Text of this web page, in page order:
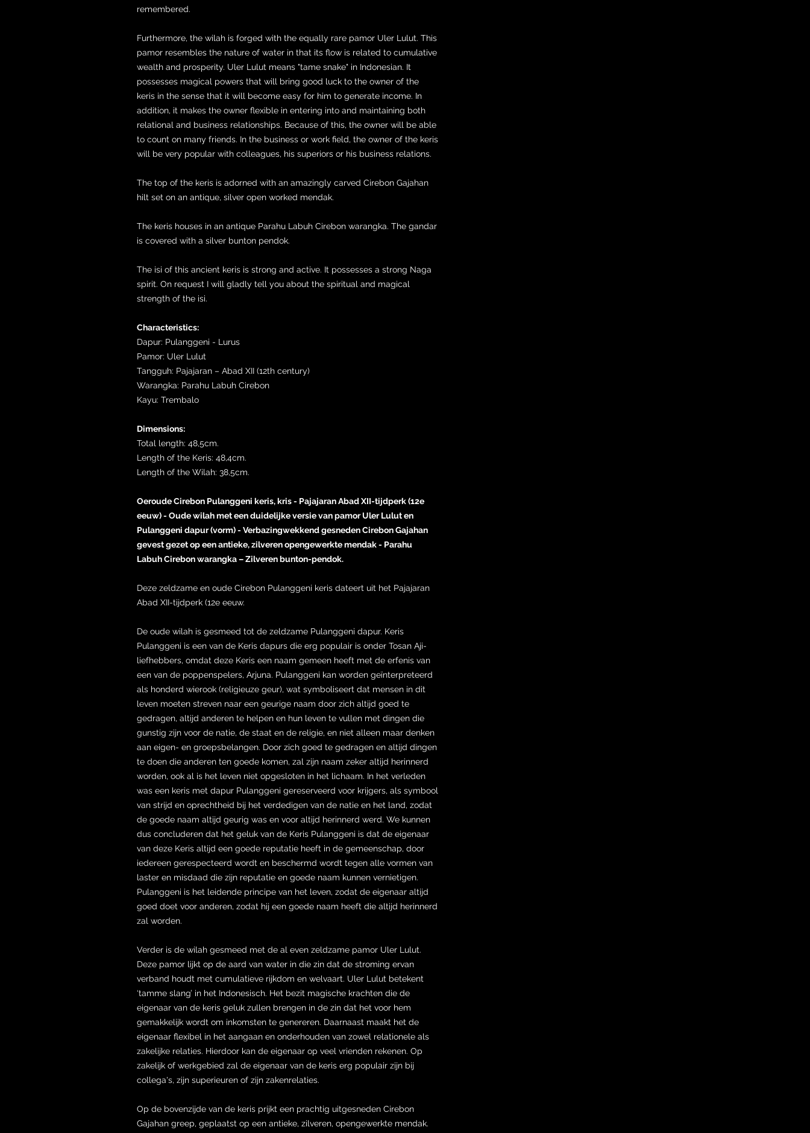
remembered.
Furthermore, the wilah is forged with the equally rare pamor Uler Lulut. This
pamor resembles the nature of water in that its flow is related to cumulative
wealth and prosperity. Uler Lulut means "tame snake" in Indonesian. It
possesses magical powers that will bring good luck to the owner of the
keris in the sense that it will become easy for him to generate income. In
addition, it makes the owner flexible in entering into and maintaining both
relational and business relationships. Because of this, the owner will be able
to count on many friends. In the business or work field, the owner of the keris
will be very popular with colleagues, his superiors or his business relations.
The top of the keris is adorned with an amazingly carved Cirebon Gajahan
hilt set on an antique, silver open worked mendak.
The keris houses in an antique Parahu Labuh Cirebon warangka. The gandar
is covered with a silver bunton pendok.
The isi of this ancient keris is strong and active. It possesses a strong Naga
spirit. On request I will gladly tell you about the spiritual and magical
strength of the isi.
Characteristics:
Dapur: Pulanggeni - Lurus
Pamor: Uler Lulut
Tangguh: Pajajaran – Abad XII (12th century)
Warangka: Parahu Labuh Cirebon
Kayu: Trembalo
Dimensions:
Total length: 48,5cm.
Length of the Keris: 48,4cm.
Length of the Wilah: 38,5cm.
Oeroude Cirebon Pulanggeni keris, kris - Pajajaran Abad XII-tijdperk (12e
eeuw) - Oude wilah met een duidelijke versie van pamor Uler Lulut en
Pulanggeni dapur (vorm) - Verbazingwekkend gesneden Cirebon Gajahan
gevest gezet op een antieke, zilveren opengewerkte mendak - Parahu
Labuh Cirebon warangka – Zilveren bunton-pendok.
Deze zeldzame en oude Cirebon Pulanggeni keris dateert uit het Pajajaran
Abad XII-tijdperk (12e eeuw.
De oude wilah is gesmeed tot de zeldzame Pulanggeni dapur. Keris
Pulanggeni is een van de Keris dapurs die erg populair is onder Tosan Aji-
liefhebbers, omdat deze Keris een naam gemeen heeft met de erfenis van
een van de poppenspelers, Arjuna. Pulanggeni kan worden geïnterpreteerd
als honderd wierook (religieuze geur), wat symboliseert dat mensen in dit
leven moeten streven naar een geurige naam door zich altijd goed te
gedragen, altijd anderen te helpen en hun leven te vullen met dingen die
gunstig zijn voor de natie, de staat en de religie, en niet alleen maar denken
aan eigen- en groepsbelangen. Door zich goed te gedragen en altijd dingen
te doen die anderen ten goede komen, zal zijn naam zeker altijd herinnerd
worden, ook al is het leven niet opgesloten in het lichaam. In het verleden
was een keris met dapur Pulanggeni gereserveerd voor krijgers, als symbool
van strijd en oprechtheid bij het verdedigen van de natie en het land, zodat
de goede naam altijd geurig was en voor altijd herinnerd werd. We kunnen
dus concluderen dat het geluk van de Keris Pulanggeni is dat de eigenaar
van deze Keris altijd een goede reputatie heeft in de gemeenschap, door
iedereen gerespecteerd wordt en beschermd wordt tegen alle vormen van
laster en misdaad die zijn reputatie en goede naam kunnen vernietigen.
Pulanggeni is het leidende principe van het leven, zodat de eigenaar altijd
goed doet voor anderen, zodat hij een goede naam heeft die altijd herinnerd
zal worden.
Verder is de wilah gesmeed met de al even zeldzame pamor Uler Lulut.
Deze pamor lijkt op de aard van water in die zin dat de stroming ervan
verband houdt met cumulatieve rijkdom en welvaart. Uler Lulut betekent
‘tamme slang’ in het Indonesisch. Het bezit magische krachten die de
eigenaar van de keris geluk zullen brengen in de zin dat het voor hem
gemakkelijk wordt om inkomsten te genereren. Daarnaast maakt het de
eigenaar flexibel in het aangaan en onderhouden van zowel relationele als
zakelijke relaties. Hierdoor kan de eigenaar op veel vrienden rekenen. Op
zakelijk of werkgebied zal de eigenaar van de keris erg populair zijn bij
collega's, zijn superieuren of zijn zakenrelaties.
Op de bovenzijde van de keris prijkt een prachtig uitgesneden Cirebon
Gajahan greep, geplaatst op een antieke, zilveren, opengewerkte mendak.